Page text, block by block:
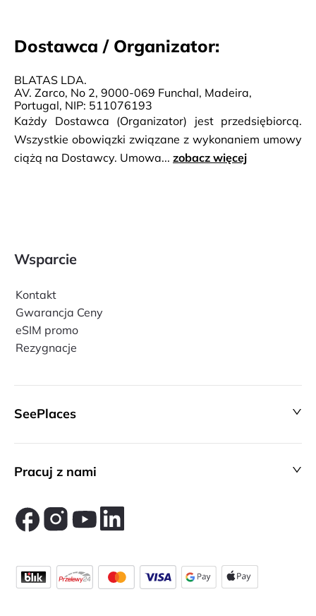
Dostawca / Organizator:
BLATAS LDA.
AV. Zarco, No 2, 9000-069 Funchal, Madeira,
Portugal, NIP: 511076193
Każdy Dostawca (Organizator) jest przedsiębiorcą.
Wszystkie obowiązki związane z wykonaniem umowy
ciążą na Dostawcy. Umowa... zobacz więcej
Wsparcie
Kontakt
Gwarancja Ceny
eSIM promo
Rezygnacje
SeePlaces
Pracuj z nami